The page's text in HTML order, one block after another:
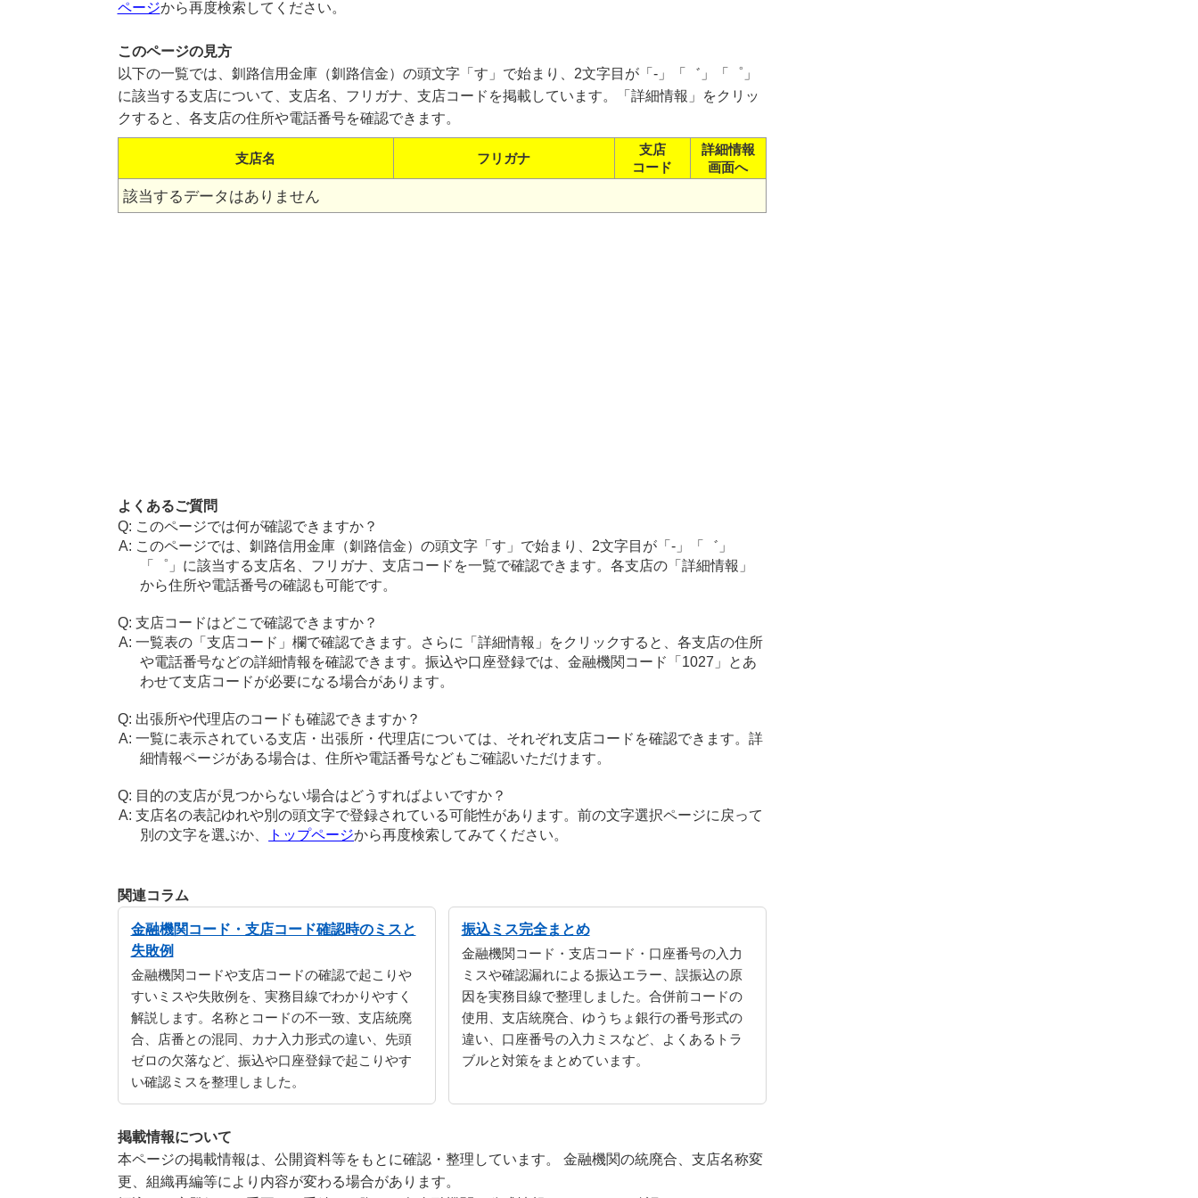
ページから再度検索してください。
このページの見方
以下の一覧では、釧路信用金庫（釧路信金）の頭文字「す」で始まり、2文字目が「-」「゛」「゜」
に該当する支店について、支店名、フリガナ、支店コードを掲載しています。「詳細情報」をクリッ
クすると、各支店の住所や電話番号を確認できます。
支店名 フリガナ
支店
コード
詳細情報
画面へ
該当するデータはありません
よくあるご質問
このページでは何が確認できますか？
このページでは、釧路信用金庫（釧路信金）の頭文字「す」で始まり、2文字目が「-」「゛」
「゜」に該当する支店名、フリガナ、支店コードを一覧で確認できます。各支店の「詳細情報」
から住所や電話番号の確認も可能です。
支店コードはどこで確認できますか？
一覧表の「支店コード」欄で確認できます。さらに「詳細情報」をクリックすると、各支店の住所
や電話番号などの詳細情報を確認できます。振込や口座登録では、金融機関コード「1027」とあ
わせて支店コードが必要になる場合があります。
出張所や代理店のコードも確認できますか？
一覧に表示されている支店・出張所・代理店については、それぞれ支店コードを確認できます。詳
細情報ページがある場合は、住所や電話番号などもご確認いただけます。
目的の支店が見つからない場合はどうすればよいですか？
支店名の表記ゆれや別の頭文字で登録されている可能性があります。前の文字選択ページに戻って
別の文字を選ぶか、
トップページから再度検索してみてください。
関連コラム
金融機関コード・支店コード確認時のミスと
失敗例
金融機関コードや支店コードの確認で起こりや
すいミスや失敗例を、実務目線でわかりやすく
解説します。名称とコードの不一致、支店統廃
合、店番との混同、カナ入力形式の違い、先頭
ゼロの欠落など、振込や口座登録で起こりやす
い確認ミスを整理しました。
振込ミス完全まとめ
金融機関コード・支店コード・口座番号の入力
ミスや確認漏れによる振込エラー、誤振込の原
因を実務目線で整理しました。合併前コードの
使用、支店統廃合、ゆうちょ銀行の番号形式の
違い、口座番号の入力ミスなど、よくあるトラ
ブルと対策をまとめています。
掲載情報について
本ページの掲載情報は、公開資料等をもとに確認・整理しています。 金融機関の統廃合、支店名称変
更、組織再編等により内容が変わる場合があります。